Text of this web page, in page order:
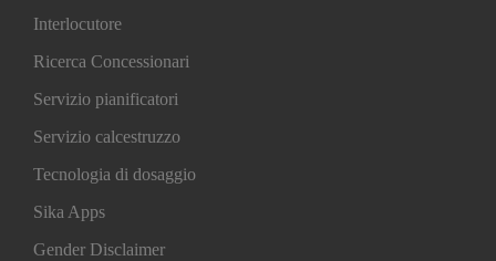
Interlocutore
Ricerca Concessionari
Servizio pianificatori
Servizio calcestruzzo
Tecnologia di dosaggio
Sika Apps
Gender Disclaimer